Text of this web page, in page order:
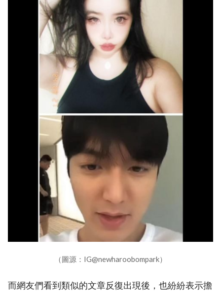
（圖源：IG@newharoobompark）
而網友們看到類似的文章反復出現後，也紛紛表示擔